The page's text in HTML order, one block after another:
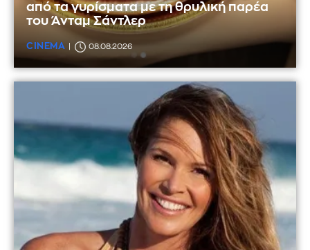
από τα γυρίσματα με τη θρυλική παρέα
του Άνταμ Σάντλερ
CINEMA 08.08.2026